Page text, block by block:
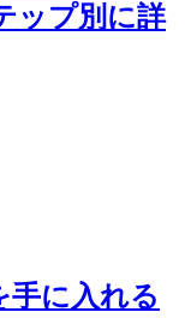
ップ別に詳
手に入れる